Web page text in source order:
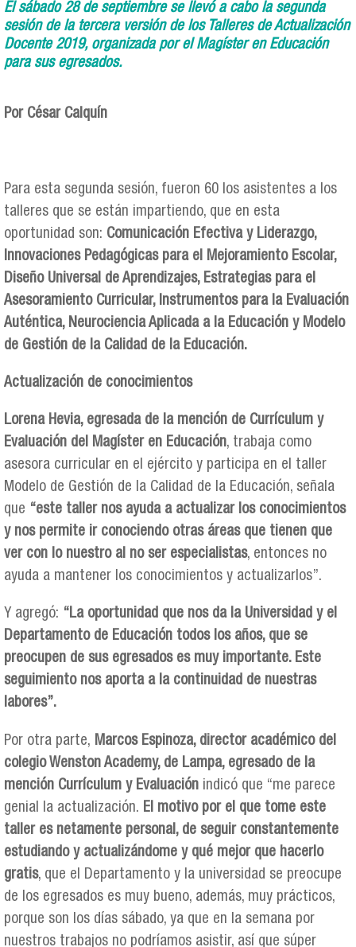
El sábado 28 de septiembre se llevó a cabo la segunda
sesión de la tercera versión de los Talleres de Actualización
Docente 2019, organizada por el Magíster en Educación
para sus egresados.
Por César Calquín
Para esta segunda sesión, fueron 60 los asistentes a los
talleres que se están impartiendo, que en esta
oportunidad son: Comunicación Efectiva y Liderazgo,
Innovaciones Pedagógicas para el Mejoramiento Escolar,
Diseño Universal de Aprendizajes, Estrategias para el
Asesoramiento Curricular, Instrumentos para la Evaluación
Auténtica, Neurociencia Aplicada a la Educación y Modelo
de Gestión de la Calidad de la Educación.
Actualización de conocimientos
Lorena Hevia, egresada de la mención de Currículum y
Evaluación del Magíster en Educación, trabaja como
asesora curricular en el ejército y participa en el taller
Modelo de Gestión de la Calidad de la Educación, señala
que “este taller nos ayuda a actualizar los conocimientos
y nos permite ir conociendo otras áreas que tienen que
ver con lo nuestro al no ser especialistas, entonces no
ayuda a mantener los conocimientos y actualizarlos”.
Y agregó: “La oportunidad que nos da la Universidad y el
Departamento de Educación todos los años, que se
preocupen de sus egresados es muy importante. Este
seguimiento nos aporta a la continuidad de nuestras
labores”.
Por otra parte, Marcos Espinoza, director académico del
colegio Wenston Academy, de Lampa, egresado de la
mención Currículum y Evaluación indicó que “me parece
genial la actualización. El motivo por el que tome este
taller es netamente personal, de seguir constantemente
estudiando y actualizándome y qué mejor que hacerlo
gratis, que el Departamento y la universidad se preocupe
de los egresados es muy bueno, además, muy prácticos,
porque son los días sábado, ya que en la semana por
nuestros trabajos no podríamos asistir, así que súper